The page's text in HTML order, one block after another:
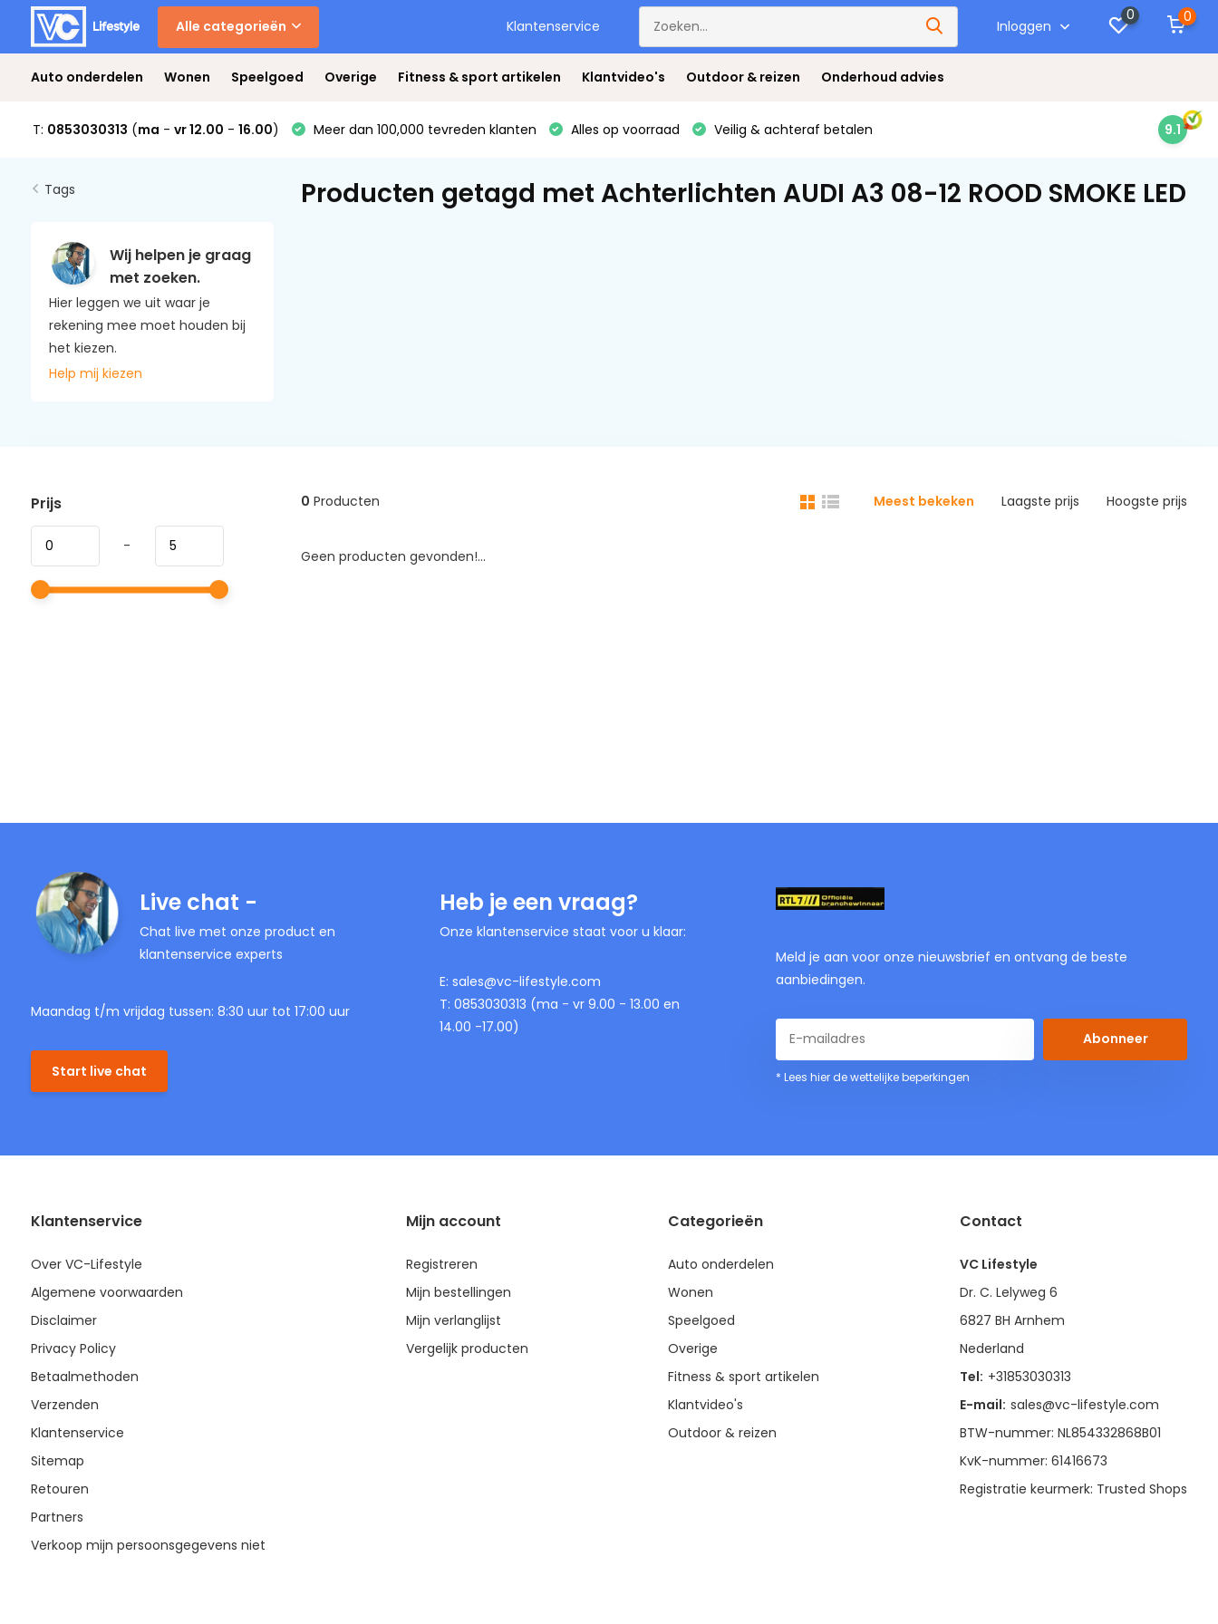
Alle categorieën Klantenservice Inloggen
0 0
Auto onderdelen Wonen Speelgoed Overige Fitness & sport artikelen Klantvideo's Outdoor & reizen Onderhoud advies
T: 0853030313 (ma - vr 12.00 - 16.00) Meer dan 100,000 tevreden klanten Alles op voorraad Veilig & achteraf betalen 9.1
Tags
Wij helpen je graag
met zoeken.
Hier leggen we uit waar je
rekening mee moet houden bij
het kiezen.
Help mij kiezen
Producten getagd met Achterlichten AUDI A3 08-12 ROOD SMOKE LED
Prijs
-
0 Producten Meest bekeken Laagste prijs Hoogste prijs
Geen producten gevonden!...
Live chat -
Chat live met onze product en
klantenservice experts
Maandag t/m vrijdag tussen: 8:30 uur tot 17:00 uur
Start live chat
Heb je een vraag?
Onze klantenservice staat voor u klaar:
E: sales@vc-lifestyle.com
T: 0853030313 (ma - vr 9.00 - 13.00 en
14.00 -17.00)
Meld je aan voor onze nieuwsbrief en ontvang de beste
aanbiedingen.
Abonneer
* Lees hier de wettelijke beperkingen
Klantenservice
Over VC-Lifestyle
Algemene voorwaarden
Disclaimer
Privacy Policy
Betaalmethoden
Verzenden
Klantenservice
Sitemap
Retouren
Partners
Verkoop mijn persoonsgegevens niet
Mijn account
Registreren
Mijn bestellingen
Mijn verlanglijst
Vergelijk producten
Categorieën
Auto onderdelen
Wonen
Speelgoed
Overige
Fitness & sport artikelen
Klantvideo's
Outdoor & reizen
Contact
VC Lifestyle
Dr. C. Lelyweg 6
6827 BH Arnhem
Nederland
Tel: +31853030313
E-mail: sales@vc-lifestyle.com
BTW-nummer: NL854332868B01
KvK-nummer: 61416673
Registratie keurmerk: Trusted Shops